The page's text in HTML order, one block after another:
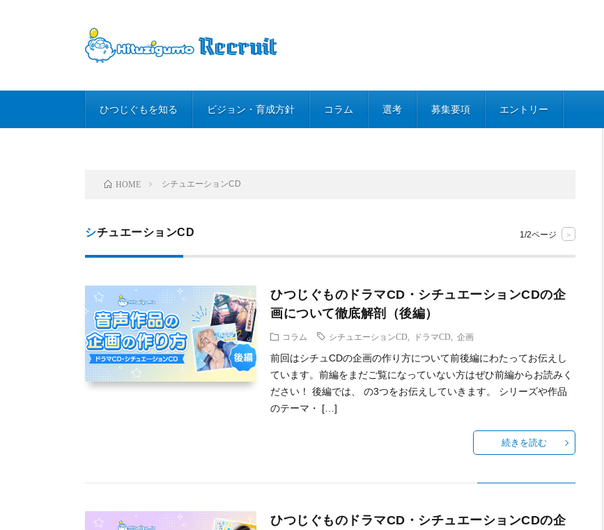
ひつじぐもを知る ビジョン・育成方針 コラム 選考 募集要項 エントリー
HOME シチュエーションCD
シチュエーションCD 1/2ページ >
ひつじぐものドラマCD・シチュエーションCDの企
画について徹底解剖（後編）
コラム シチュエーションCD ドラマCD ,企画
前回はシチュCDの企画の作り方について前後編にわたってお伝えし
ています。前編をまだご覧になっていない方はぜひ前編からお読みく
ださい！ 後編では、 の3つをお伝えしていきます。 シリーズや作品
のテーマ・ […]
続きを読む
ひつじぐものドラマCD・シチュエーションCDの企